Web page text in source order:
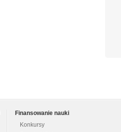
Finansowanie nauki
Konkursy